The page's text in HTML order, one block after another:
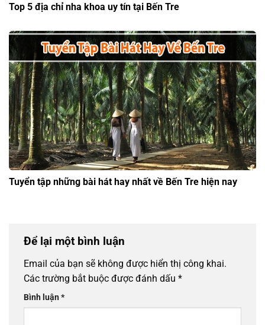
Top 5 địa chỉ nha khoa uy tín tại Bến Tre
Tuyển tập những bài hát hay nhất về Bến Tre hiện nay
Để lại một bình luận
Email của bạn sẽ không được hiển thị công khai.
Các trường bắt buộc được đánh dấu *
Bình luận*